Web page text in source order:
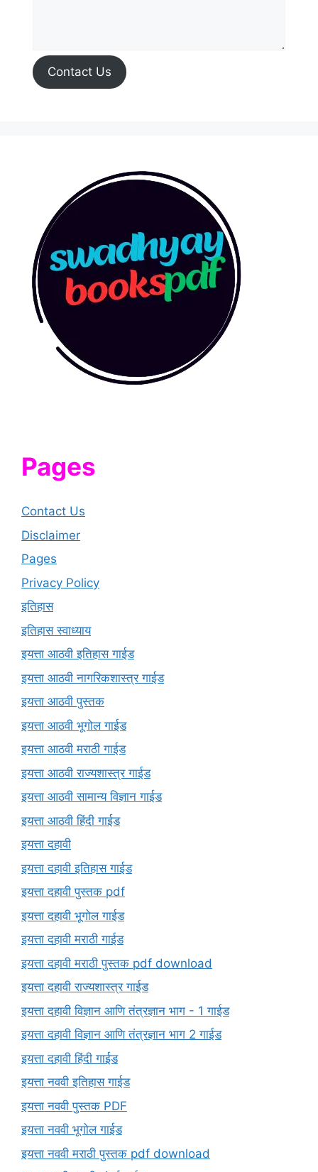
Contact Us
Pages
Contact Us
Disclaimer
Pages
Privacy Policy
इतिहास
इतिहास स्वाध्याय
इयत्ता आठवी इतिहास गाईड
इयत्ता आठवी नागरिकशास्त्र गाईड
इयत्ता आठवी पुस्तक
इयत्ता आठवी भूगोल गाईड
इयत्ता आठवी मराठी गाईड
इयत्ता आठवी राज्यशास्त्र गाईड
इयत्ता आठवी सामान्य विज्ञान गाईड
इयत्ता आठवी हिंदी गाईड
इयत्ता दहावी
इयत्ता दहावी इतिहास गाईड
इयत्ता दहावी पुस्तक pdf
इयत्ता दहावी भूगोल गाईड
इयत्ता दहावी मराठी गाईड
इयत्ता दहावी मराठी पुस्तक pdf download
इयत्ता दहावी राज्यशास्त्र गाईड
इयत्ता दहावी विज्ञान आणि तंत्रज्ञान भाग - 1 गाईड
इयत्ता दहावी विज्ञान आणि तंत्रज्ञान भाग 2 गाईड
इयत्ता दहावी हिंदी गाईड
इयत्ता नववी इतिहास गाईड
इयत्ता नववी पुस्तक PDF
इयत्ता नववी भूगोल गाईड
इयत्ता नववी मराठी पुस्तक pdf download